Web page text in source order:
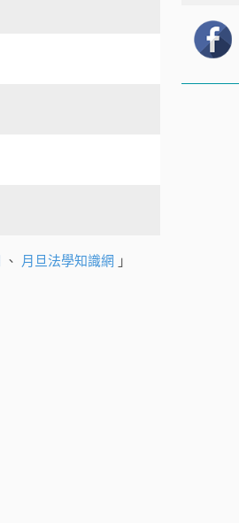
、 月旦法學知識網 」